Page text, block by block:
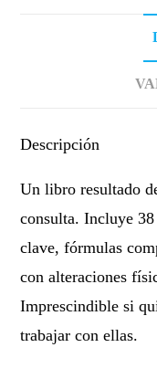
Descripción
Un libro resultado
consulta. Incluye
clave, fórmulas
con alteraciones
Imprescindible si
trabajar con ellas.